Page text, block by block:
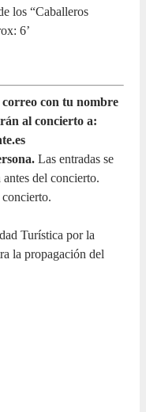
los “Caballeros
6’
con tu nombre
al concierto a:
Las entradas se
del concierto.
Turística por la
la propagación del